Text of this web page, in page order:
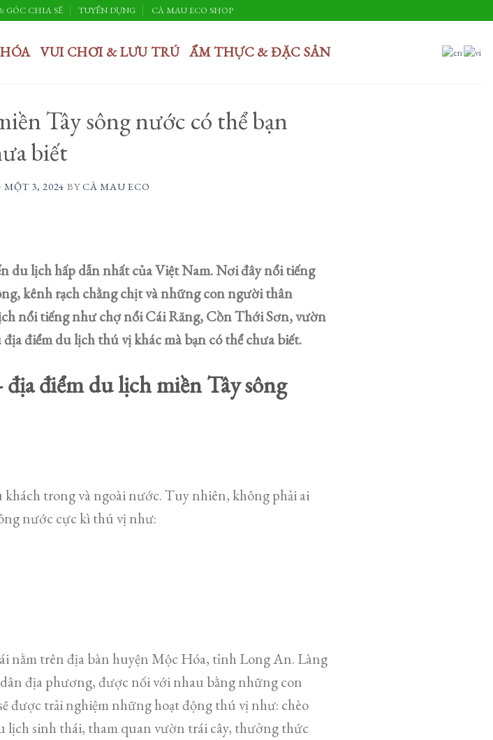
GÓC CHIA SẼ TUYỂN DỤNG CÀ MAU ECO SHOP
VUI CHƠI & LƯU TRÚ ẨM THỰC & ĐẶC SẢN
Tây sông nước có thể bạn
biết
3, 2024 BYCÀ MAU ECO
du lịch hấp dẫn nhất của Việt Nam. Nơi đây nổi tiếng
kênh rạch chằng chịt và những con người thân
nổi tiếng như chợ nổi Cái Răng, Cồn Thới Sơn, vườn
điểm du lịch thú vị khác mà bạn có thể chưa biết.
điểm du lịch miền Tây sông
trong và ngoài nước. Tuy nhiên, không phải ai
nước cực kì thú vị như:
nằm trên địa bàn huyện Mộc Hóa, tỉnh Long An. Làng
địa phương, được nối với nhau bằng những con
được trải nghiệm những hoạt động thú vị như: chèo
lịch sinh thái, tham quan vườn trái cây, thưởng thức